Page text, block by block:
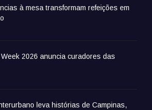
à mesa transformam refeições em
2026 anuncia curadores das
leva histórias de Campinas,